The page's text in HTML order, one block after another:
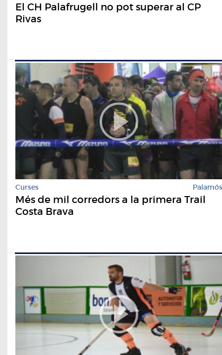
El CH Palafrugell no pot superar al CP
Rivas
Curses Palamós
Més de mil corredors a la primera Trail
Costa Brava